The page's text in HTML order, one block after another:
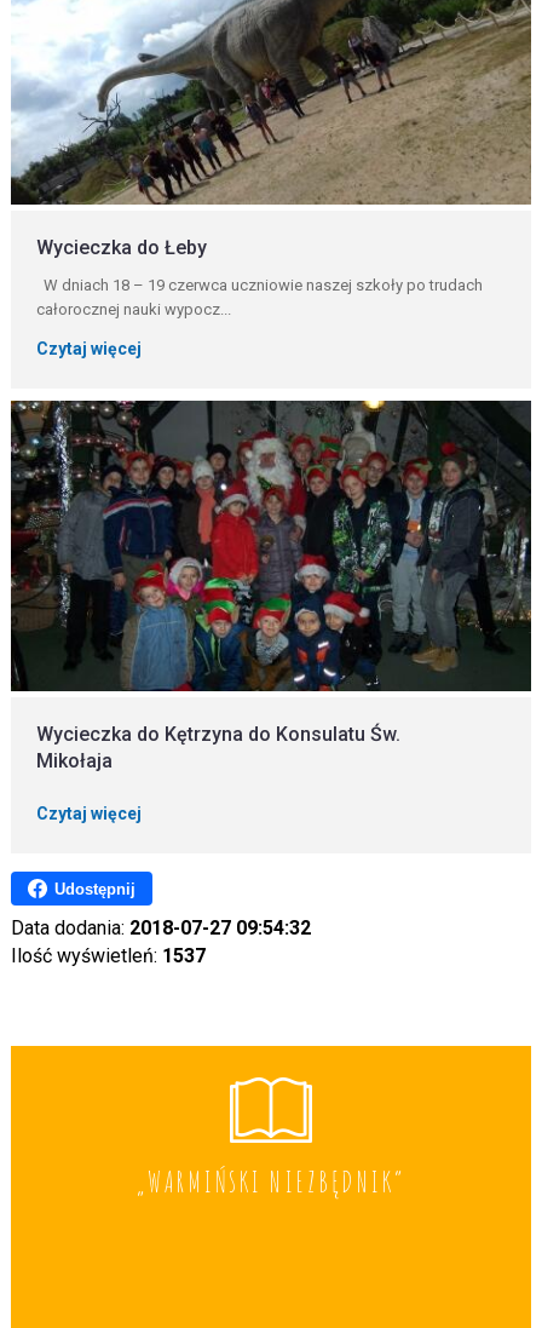
Wycieczka do Łeby
W dniach 18 – 19 czerwca uczniowie naszej szkoły po trudach
całorocznej nauki wypocz...
Czytaj więcej
Wycieczka do Kętrzyna do Konsulatu Św.
Mikołaja
Czytaj więcej
Udostępnij
Data dodania: 2018-07-27 09:54:32
Ilość wyświetleń: 1537
„WARMIŃSKI NIEZBĘDNIK”